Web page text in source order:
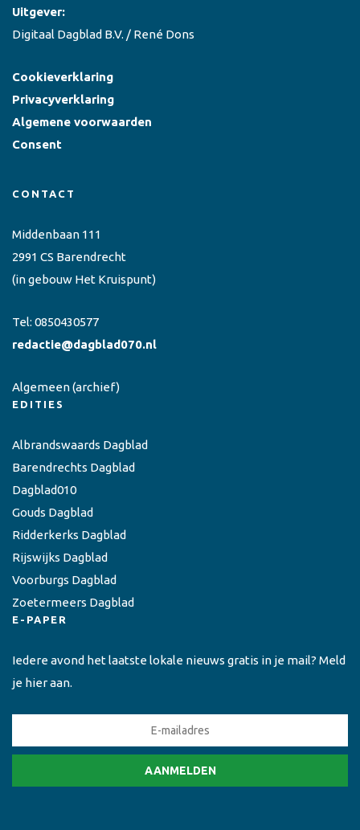
Uitgever:
Digitaal Dagblad B.V. / René Dons
Cookieverklaring
Privacyverklaring
Algemene voorwaarden
Consent
CONTACT
Middenbaan 111
2991 CS Barendrecht
(in gebouw Het Kruispunt)
Tel: 0850430577
redactie@dagblad070.nl
Algemeen(archief)
EDITIES
Albrandswaards Dagblad
Barendrechts Dagblad
Dagblad010
Gouds Dagblad
Ridderkerks Dagblad
Rijswijks Dagblad
Voorburgs Dagblad
Zoetermeers Dagblad
E-PAPER
Iedere avond het laatste lokale nieuws gratis in je mail? Meld
je hier aan.